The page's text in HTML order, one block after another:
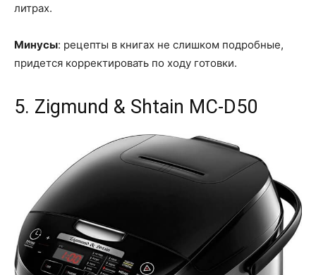
литрах.
Минусы: рецепты в книгах не слишком подробные,
придется корректировать по ходу готовки.
5. Zigmund & Shtain MC-D50